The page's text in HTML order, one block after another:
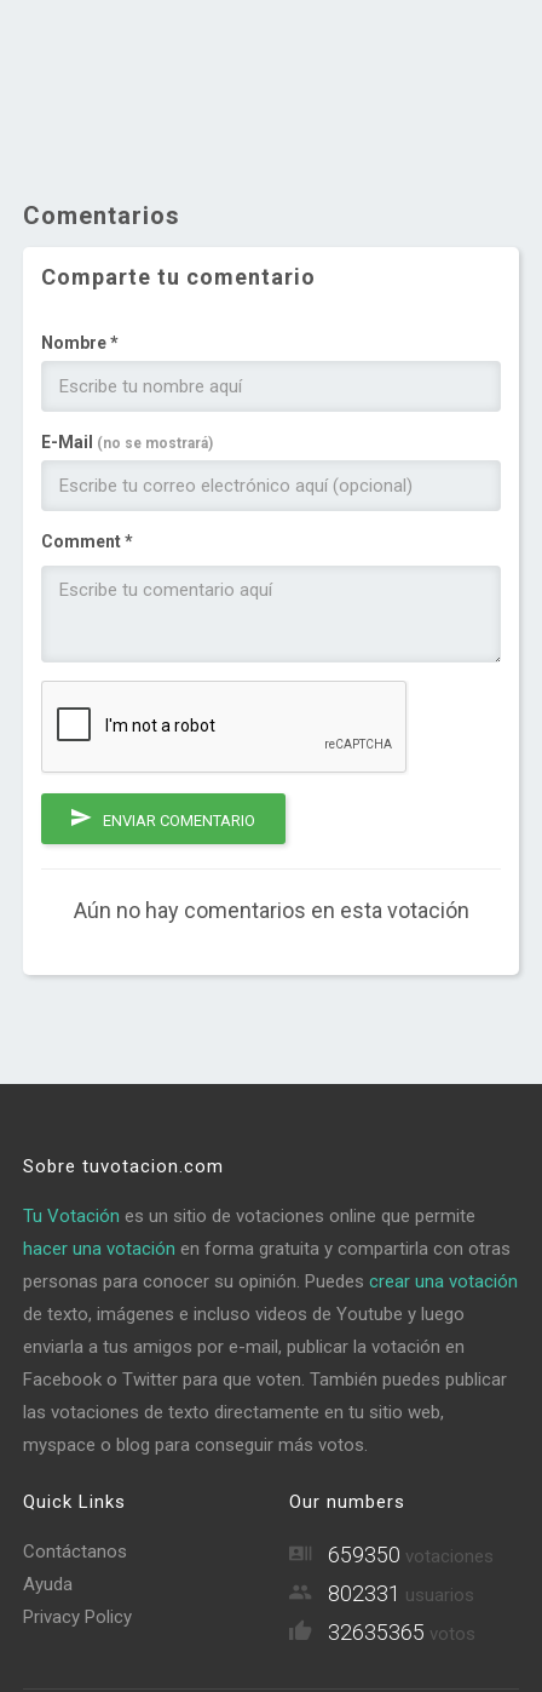
Comentarios
Comparte tu comentario
Nombre *
E-Mail (no se mostrará)
Comment *
ENVIAR COMENTARIO
Aún no hay comentarios en esta votación
Sobre tuvotacion.com
Tu Votación es un sitio de votaciones online que permite
hacer una votación en forma gratuita y compartirla con otras
personas para conocer su opinión. Puedescrear una votación
de texto, imágenes e incluso videos de Youtube y luego
enviarla a tus amigos por e-mail, publicar la votación en
Facebook o Twitter para que voten. También puedes publicar
las votaciones de texto directamente en tu sitio web,
myspace o blog para conseguir más votos.
Quick Links
Contáctanos
Ayuda
Privacy Policy
Our numbers
659350 votaciones
802331 usuarios
32635365 votos